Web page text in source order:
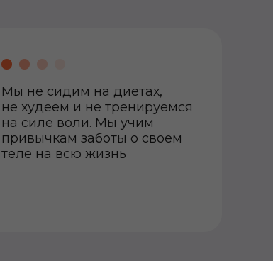
Мы не сидим на диетах,
не худеем и не тренируемся
на силе воли. Мы учим
привычкам заботы о своем
теле на всю жизнь